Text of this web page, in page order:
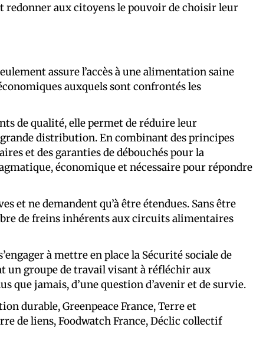
redonner aux citoyens le pouvoir de choisir leur
assure l’accès à une alimentation saine
auxquels sont confrontés les
de qualité, elle permet de réduire leur
distribution. En combinant des principes
et des garanties de débouchés pour la
économique et nécessaire pour répondre
et ne demandent qu’à être étendues. Sans être
de freins inhérents aux circuits alimentaires
à mettre en place la Sécurité sociale de
un groupe de travail visant à réfléchir aux
que jamais, d’une question d’avenir et de survie.
durable, Greenpeace France, Terre et
de liens, Foodwatch France, Déclic collectif